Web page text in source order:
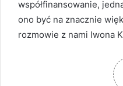
współfinansowanie,
ono być na znacznie
rozmowie z nami Iwona